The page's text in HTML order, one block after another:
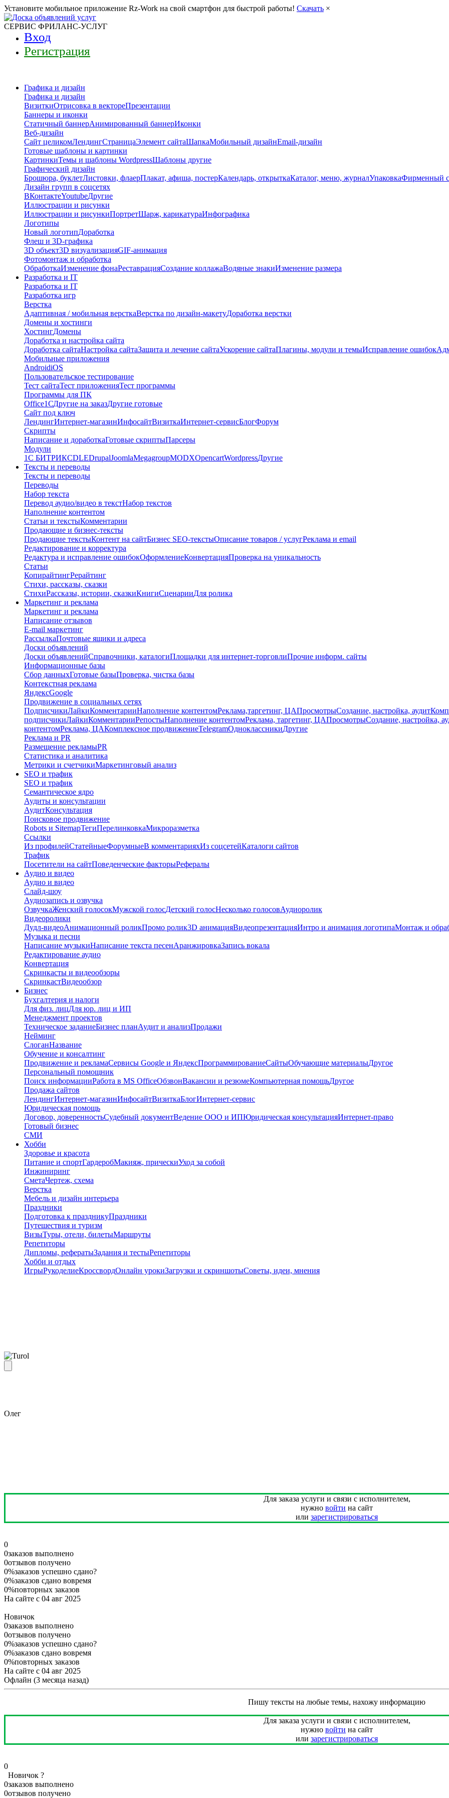
Установите мобильное приложение Rz-Work на свой смартфон для быстрой работы! Скачать ×
СЕРВИС ФРИЛАНС-УСЛУГ
Вход
Регистрация
Графика и дизайн
Графика и дизайн
ВизиткиОтрисовка в вектореПрезентации
Баннеры и иконки
Статичный баннерАнимированный баннерИконки
Веб-дизайн
Сайт целикомЛендингСтраницаЭлемент сайтаШапкаМобильный дизайнEmail-дизайн
Готовые шаблоны и картинки
КартинкиТемы и шаблоны WordpressШаблоны другие
Графический дизайн
Брошюра, буклетЛистовки, флаерПлакат, афиша, постерКалендарь, открыткаКаталог, меню, журналУпаковкаФирменный
Дизайн групп в соцсетях
ВКонтактеYoutubeДругие
Иллюстрации и рисунки
Иллюстрации и рисункиПортретШарж, карикатураИнфографика
Логотипы
Новый логотипДоработка
Флеш и 3D-графика
3D объект3D визуализацияGIF-анимация
Фотомонтаж и обработка
ОбработкаИзменение фонаРеставрацияСоздание коллажаВодяные знакиИзменение размера
Разработка и IT
Разработка и IT
Разработка игр
Верстка
Адаптивная / мобильная версткаВерстка по дизайн-макетуДоработка верстки
Домены и хостинги
ХостингДомены
Доработка и настройка сайта
Доработка сайтаНастройка сайтаЗащита и лечение сайтаУскорение сайтаПлагины, модули и темыИсправление ошибок
Мобильные приложения
AndroidiOS
Пользовательское тестирование
Тест сайтаТест приложенияТест программы
Программы для ПК
Office1СДругие на заказДругие готовые
Сайт под ключ
ЛендингИнтернет-магазинИнфосайтВизиткаИнтернет-сервисБлогФорум
Скрипты
Написание и доработкаГотовые скриптыПарсеры
Модули
1C БИТРИКСDLEDrupalJoomlaMegagroupMODXOpencartWordpressДругие
Тексты и переводы
Тексты и переводы
Переводы
Набор текста
Перевод аудио/видео в текстНабор текстов
Наполнение контентом
Статьи и текстыКомментарии
Продающие и бизнес-тексты
Продающие текстыКонтент на сайтБизнес SEO-текстыОписание товаров / услугРеклама и email
Редактирование и корректура
Редактура и исправление ошибокОформлениеКонвертацияПроверка на уникальность
Статьи
КопирайтингРерайтинг
Стихи, рассказы, сказки
СтихиРассказы, истории, сказкиКнигиСценарииДля ролика
Маркетинг и реклама
Маркетинг и реклама
Написание отзывов
E-mail маркетинг
РассылкаПочтовые ящики и адреса
Доски объявлений
Доски объявленийСправочники, каталогиПлощадки для интернет-торговлиПрочие информ. сайты
Информационные базы
Сбор данныхГотовые базыПроверка, чистка базы
Контекстная реклама
ЯндексGoogle
Продвижение в социальных сетях
ПодписчикиЛайкиКомментарииНаполнение контентомРеклама,таргетинг, ЦАПросмотрыСоздание, настройка, аудит
подписчикиЛайкиКомментарииРепостыНаполнение контентомРеклама, таргетинг, ЦАПросмотрыСоздание, настройка,
контентомРеклама, ЦАКомплексное продвижениеTelegramОдноклассникиДругие
Реклама и PR
Размещение рекламыPR
Статистика и аналитика
Метрики и счетчикиМаркетинговый анализ
SEO и трафик
SEO и трафик
Семантическое ядро
Аудиты и консультации
АудитКонсультация
Поисковое продвижение
Robots и SitemapТегиПерелинковкаМикроразметка
Ссылки
Из профилейСтатейныеФорумныеВ комментарияхИз соцсетейКаталоги сайтов
Трафик
Посетители на сайтПоведенческие факторыРефералы
Аудио и видео
Аудио и видео
Слайд-шоу
Аудиозапись и озвучка
ОзвучкаЖенский голосокМужской голосДетский голосНесколько голосовАудиоролик
Видеоролики
Дудл-видеоАнимационный роликПромо ролик3D анимацияВидеопрезентацияИнтро и анимация логотипаМонтаж и
Музыка и песни
Написание музыкиНаписание текста песенАранжировкаЗапись вокала
Редактирование аудио
Конвертация
Скринкасты и видеообзоры
СкринкастВидеообзор
Бизнес
Бухгалтерия и налоги
Для физ. лицДля юр. лиц и ИП
Менеджмент проектов
Техническое заданиеБизнес планАудит и анализПродажи
Нейминг
СлоганНазвание
Обучение и консалтинг
Продвижение и рекламаСервисы Google и ЯндексПрограммированиеСайтыОбучающие материалыДругое
Персональный помощник
Поиск информацииРабота в MS OfficeОбзвонВакансии и резюмеКомпьютерная помощьДругое
Продажа сайтов
ЛендингИнтернет-магазинИнфосайтВизиткаБлогИнтернет-сервис
Юридическая помощь
Договор, доверенностьСудебный документВедение ООО и ИПЮридическая консультацияИнтернет-право
Готовый бизнес
СМИ
Хобби
Здоровье и красота
Питание и спортГардеробМакияж, прическиУход за собой
Инжиниринг
СметаЧертеж, схема
Верстка
Мебель и дизайн интерьера
Праздники
Подготовка к праздникуПраздники
Путешествия и туризм
ВизыТуры, отели, билетыМаршруты
Репетиторы
Дипломы, рефератыЗадания и тестыРепетиторы
Хобби и отдых
ИгрыРукоделиеКроссвордОнлайн урокиЗагрузки и скриншотыСоветы, идеи, мнения
Олег
Для заказа услуги и связи с исполнителем,
нужно войти на сайт
или зарегистрироваться
0
0заказов выполнено
0отзывов получено
0%заказов успешно сдано?
0%заказов сдано вовремя
0%повторных заказов
На сайте с 04 авг 2025
Новичок
0заказов выполнено
0отзывов получено
0%заказов успешно сдано?
0%заказов сдано вовремя
0%повторных заказов
На сайте с 04 авг 2025
Офлайн (3 месяца назад)
Пишу тексты на любые темы, нахожу информацию
Для заказа услуги и связи с исполнителем,
нужно войти на сайт
или зарегистрироваться
0
Новичок ?
0заказов выполнено
0отзывов получено